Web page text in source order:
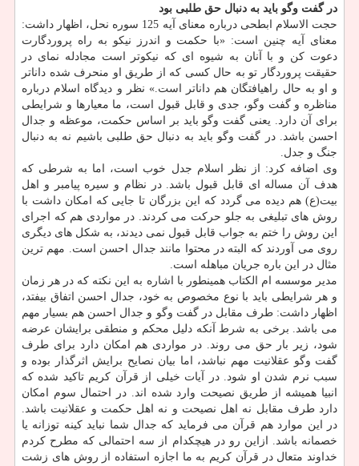
در گفت وگو باید به دنبال حق طلبی بود
حجت الاسلام ابطحی درباره معنای آیه 125 سوره نحل، اظهار داشت:
معنای آیه چنین است: «با حكمت و اندرز نیكو به راه پروردگارت
دعوت كن و با آنان به شیوه‏ ای كه نیكوتر است مجادله نمای در
حقیقت پروردگار تو به حال كسی كه از طریق او منحرف شده داناتر
و او به حال راه‏یافتگان هم داناتر است.» نظر و دیدگاه اسلام درباره
مناظره و گفت وگو، جدی و قابل قبول است، ما معیارها و شرایطی
برای آن دارد. یعنی گفت وگو باید بر اساس حكمت، موعظه و جدال
احسن باشد. در گفت وگو باید به دنبال حق طلبی باشیم نه به دنبال
جنگ و جدل.
وی اضافه كرد: از نظر اسلام جدل خوب است، اما به شرطی كه
هدف آن مساله ای قابل قبول باشد. در نظام و سیره پیامبر و اهل
بیت(ع) هم دیده می گردد كه این بزرگان تا جایی كه امكان داشت با
روش های تبلیغی به جلو حركت می كردند. در مواردی هم كه اجرای
این روش را ختم به جواب قابل قبول نمی دیدند، به شكل های دیگری
روی می آوردند كه البته در محتوا مانند جدال احسن است. مهم ترین
مثال در این باره جریان مباهله است.
مدیر موسسه ام الكتاب همینطور با اشاره به این نكته كه در هر زمان
و هر شرایطی باید با نوع مخصوص به خود، جدال احسن اتفاق بیفتد،
اظهار داشت: طرف مقابل در گفت وگو و جدال احسن هم بسیار مهم
می باشد. برخی به شرط آنكه دلیل محكم و منطقی برایشان عرضه
شود، زیر بار حق می روند. در مواردی هم امكان دارد برای طرف
گفت وگو عقلانیت مهم نباشد، اما بیان نصایح برایش اثرگذار بوده و
سبب نرم شدن او شود. در آیات خیلی از قرآن كریم تاكید شده كه
انبیا همیشه از طریق نصیحت وارد شده اند. در احتمال سوم امكان
دارد طرف مقابل نه اهل نصیحت و نه اهل حكمت و عقلانیت باشد.
در این موارد هم قرآن می فرماید كه جدال شما نباید كینه توزانه یا
خصمانه باشد. ازاین رو در هیچكدام از سه احتمالی كه مطرح كردم
خداوند متعال در قرآن كریم به ما اجازه استفاده از روش های زشت